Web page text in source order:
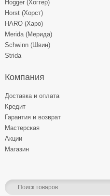
Hogger (Хоггер)
Horst (Хорст)
HARO (Харо)
Merida (Мерида)
Schwinn (Швин)
Strida
Компания
Доставка и оплата
Кредит
Гарантия и возврат
Мастерская
Акции
Магазин